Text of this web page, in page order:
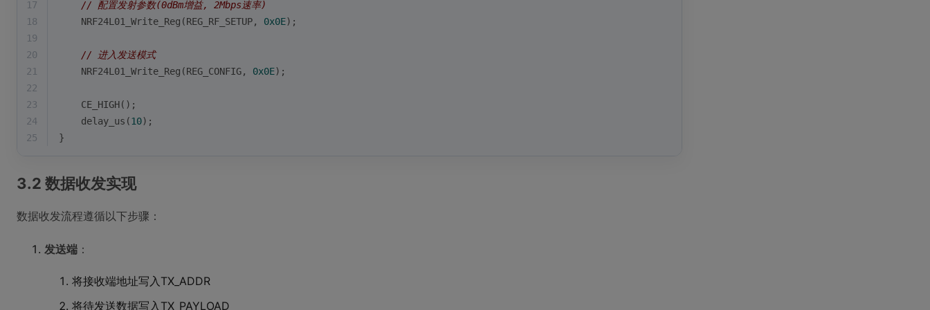
17
// 配置发射参数(0dBm增益, 2Mbps速率)
18
    NRF24L01_Write_Reg(REG_RF_SETUP,
0x0E);
19
20
// 进入发送模式
21
    NRF24L01_Write_Reg(REG_CONFIG,
0x0E);
22
23
    CE_HIGH();
24
    delay_us(
10);
25
}
3.2 数据收发实现
数据收发流程遵循以下步骤：
发送端 ：
将接收端地址写入TX_ADDR
将待发送数据写入TX_PAYLOAD